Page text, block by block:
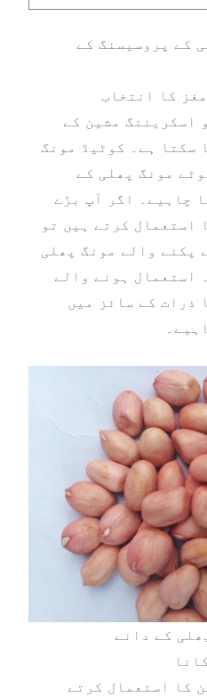
کے پروسیسنگ کے
اسکریننگ مشین کے
سکتا ہے۔ کوٹیڈ مونگ
مونگ پھلی کے
چاہیے۔ اگر آپ بڑے
استعمال کرتے ہیں تو
پکنے والے مونگ پھلی
استعمال ہونے والے
ذرات کے سائز میں
کے دانے
کا استعمال کرتے